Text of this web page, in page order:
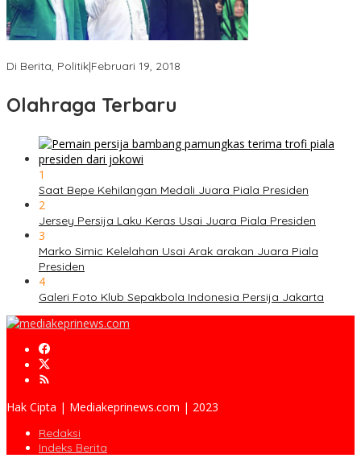
Di Berita, Politik|Februari 19, 2018
Olahraga Terbaru
1
Saat Bepe Kehilangan Medali Juara Piala Presiden
2
Jersey Persija Laku Keras Usai Juara Piala Presiden
3
Marko Simic Kelelahan Usai Arak arakan Juara Piala
Presiden
4
Galeri Foto Klub Sepakbola Indonesia Persija Jakarta
Hak Cipta | Mediakeprinews.com | 2023
Redaksi
Indeks Berita